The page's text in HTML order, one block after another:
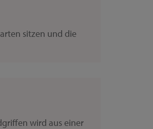
sitzen und die
wird aus einer